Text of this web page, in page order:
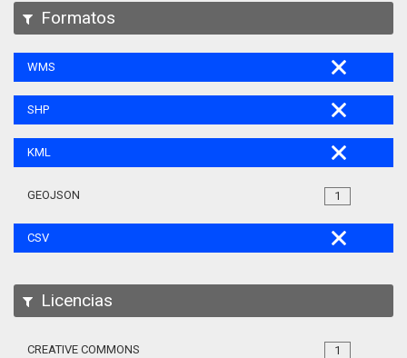
Formatos
WMS
SHP
KML
1
GEOJSON
CSV
Licencias
1
CREATIVE COMMONS